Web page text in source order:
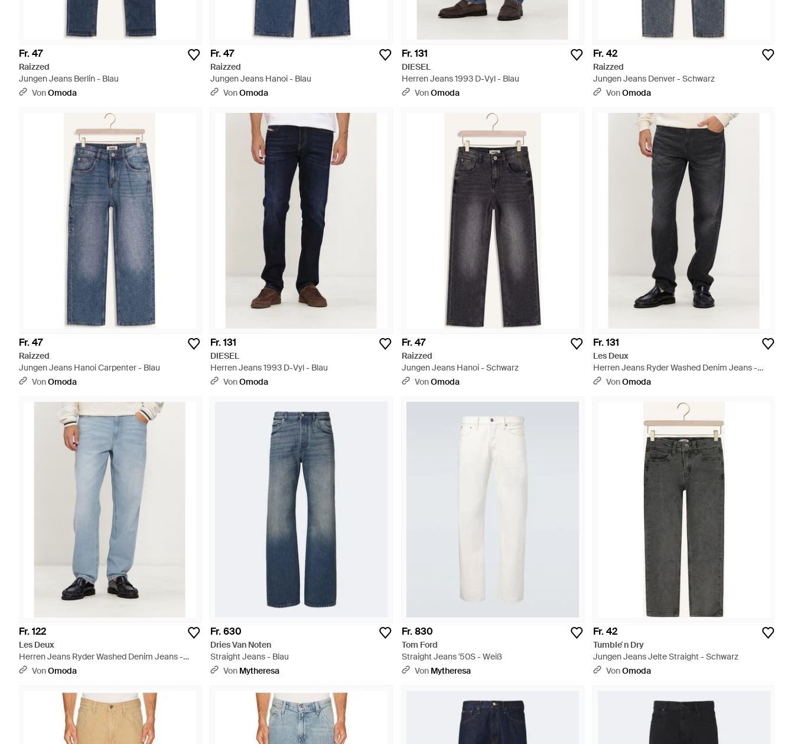
Fr. 47
Raizzed
Jungen Jeans Berlin - Blau
VonOmoda
Fr. 47
Raizzed
Jungen Jeans Hanoi - Blau
VonOmoda
Fr. 131
DIESEL
Herren Jeans 1993 D-Vyl - Blau
VonOmoda
Fr. 42
Raizzed
Jungen Jeans Denver - Schwarz
VonOmoda
Fr. 47
Raizzed
Jungen Jeans Hanoi Carpenter - Blau
VonOmoda
Fr. 131
DIESEL
Herren Jeans 1993 D-Vyl - Blau
VonOmoda
Fr. 47
Raizzed
Jungen Jeans Hanoi - Schwarz
VonOmoda
Fr. 131
Les Deux
Herren Jeans Ryder Washed Denim Jeans -
Schwarz
VonOmoda
Fr. 122
Les Deux
Herren Jeans Ryder Washed Denim Jeans -
BlauVonOmoda
Fr. 630
Dries Van Noten
Straight Jeans - Blau
Von Mytheresa
Fr. 830
Tom Ford
Straight Jeans '50S - Weiß
Von Mytheresa
Fr. 42
Tumble ́n Dry
Jungen Jeans Jelte Straight - Schwarz
VonOmoda